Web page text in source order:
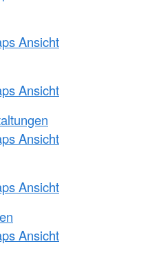
Ansicht
Ansicht
Ansicht
Ansicht
Ansicht